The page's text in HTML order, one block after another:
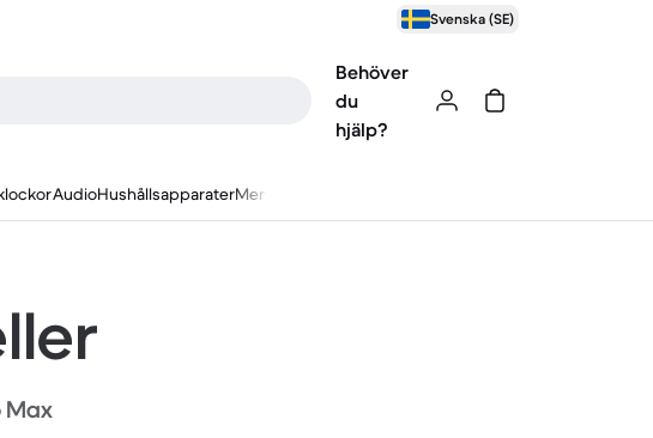
Svenska (SE)
Behöver
du
hjälp?
AudioHushållsapparaterMer
Max